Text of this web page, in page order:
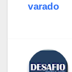
varado